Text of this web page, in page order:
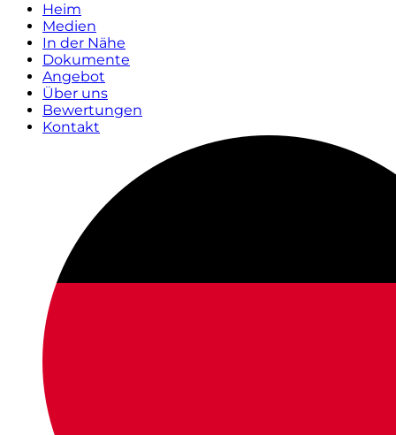
Heim
Medien
In der Nähe
Dokumente
Angebot
Über uns
Bewertungen
Kontakt